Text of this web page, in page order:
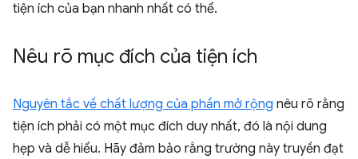
tiện ích của bạn nhanh nhất có thể.
Nêu rõ mục đích của tiện ích
Nguyên tắc về chất lượng của phần mở rộng nêu rõ rằng
tiện ích phải có một mục đích duy nhất, đó là nội dung
hẹp và dễ hiểu. Hãy đảm bảo rằng trường này truyền đạt